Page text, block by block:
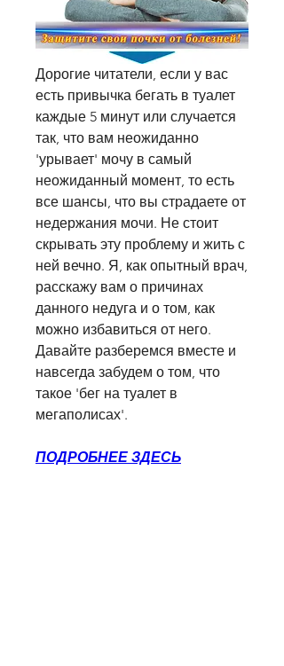
Дорогие читатели, если у вас
есть привычка бегать в туалет
каждые 5 минут или случается
так, что вам неожиданно
'урывает' мочу в самый
неожиданный момент, то есть
все шансы, что вы страдаете от
недержания мочи. Не стоит
скрывать эту проблему и жить с
ней вечно. Я, как опытный врач,
расскажу вам о причинах
данного недуга и о том, как
можно избавиться от него.
Давайте разберемся вместе и
навсегда забудем о том, что
такое 'бег на туалет в
мегаполисах'.
ПОДРОБНЕЕ ЗДЕСЬ